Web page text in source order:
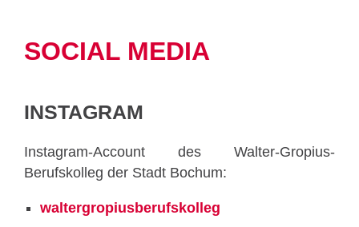
SOCIAL MEDIA
INSTAGRAM
Instagram-Account des Walter-Gropius-
Berufskolleg der Stadt Bochum:
waltergropiusberufskolleg